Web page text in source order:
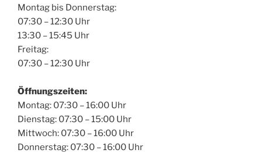
Montag bis Donnerstag:
07:30 – 12:30 Uhr
13:30 – 15:45 Uhr
Freitag:
07:30 – 12:30 Uhr
Öffnungszeiten:
Montag: 07:30 – 16:00 Uhr
Dienstag: 07:30 – 15:00 Uhr
Mittwoch: 07:30 – 16:00 Uhr
Donnerstag: 07:30 – 16:00 Uhr